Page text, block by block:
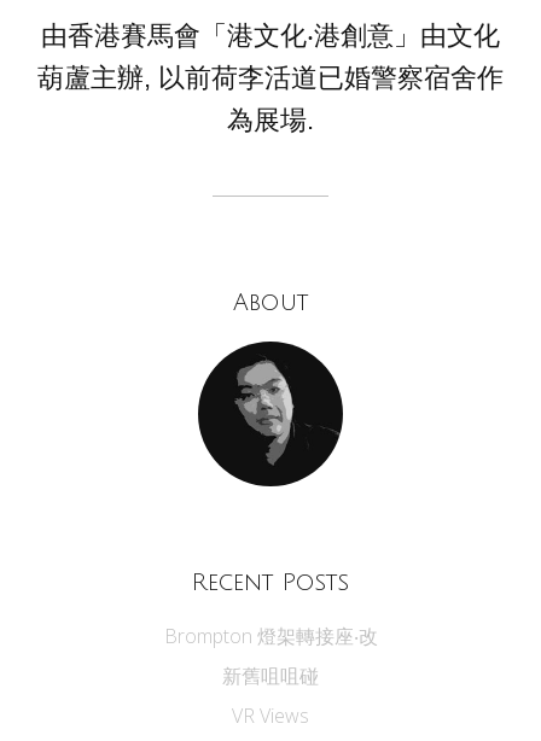
由香港賽馬會「港文化‧港創意」由文化
葫蘆主辦, 以前荷李活道已婚警察宿舍作
為展場.
About
Recent Posts
Brompton 燈架轉接座‧改
新舊咀咀碰
VR Views